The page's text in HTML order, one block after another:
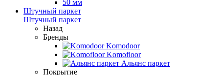
50 мм
Штучный паркет
Штучный паркет
Назад
Бренды
Komodoor
Komofloor
Альянс паркет
Покрытие